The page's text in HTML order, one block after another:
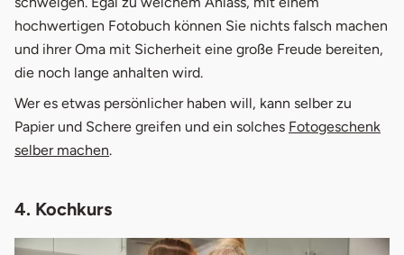
hochwertigen Fotobuch können Sie nichts falsch machen
und ihrer Oma mit Sicherheit eine große Freude bereiten,
die noch lange anhalten wird.
Wer es etwas persönlicher haben will, kann selber zu
Papier und Schere greifen und ein solches Fotogeschenk
selber machen.
4. Kochkurs